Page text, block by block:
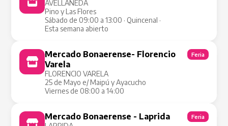
AVELLANEDA
Pino y Las Flores
Sábado de 09:00 a 13:00 · Quincenal ·
Esta semana abierto
Mercado Bonaerense- Florencio
Varela
FLORENCIO VARELA
25 de Mayo e/ Maipú y Ayacucho
Viernes de 08:00 a 14:00
Feria
Mercado Bonaerense - Laprida Feria